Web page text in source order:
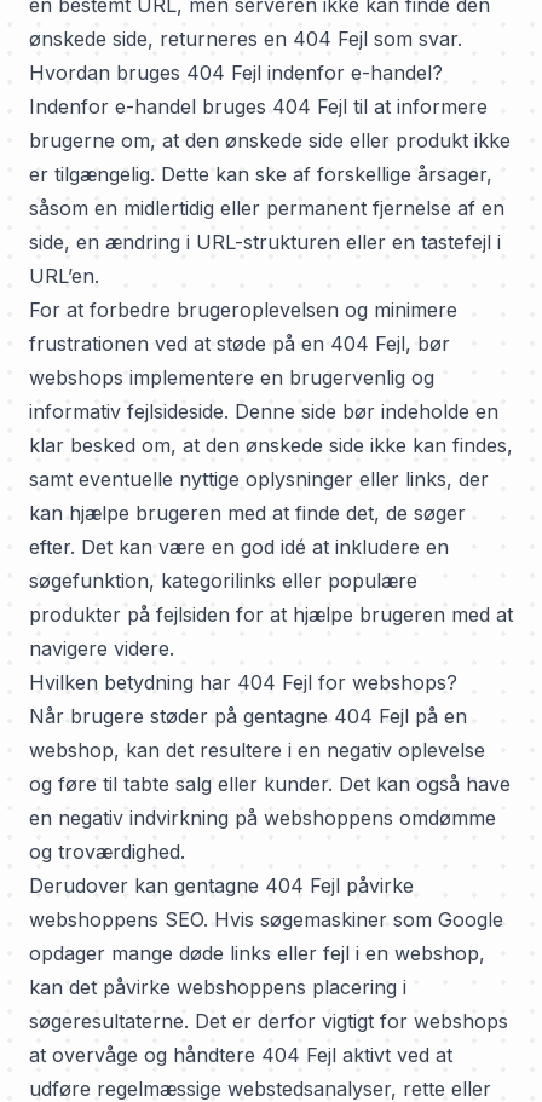
en bestemt URL, men serveren ikke kan finde den
ønskede side, returneres en 404 Fejl som svar.
Hvordan bruges 404 Fejl indenfor e-handel?
Indenfor e-handel bruges 404 Fejl til at informere
brugerne om, at den ønskede side eller produkt ikke
er tilgængelig. Dette kan ske af forskellige årsager,
såsom en midlertidig eller permanent fjernelse af en
side, en ændring i URL-strukturen eller en tastefejl i
URL’en.
For at forbedre brugeroplevelsen og minimere
frustrationen ved at støde på en 404 Fejl, bør
webshops implementere en brugervenlig og
informativ fejlsideside. Denne side bør indeholde en
klar besked om, at den ønskede side ikke kan findes,
samt eventuelle nyttige oplysninger eller links, der
kan hjælpe brugeren med at finde det, de søger
efter. Det kan være en god idé at inkludere en
søgefunktion, kategorilinks eller populære
produkter på fejlsiden for at hjælpe brugeren med at
navigere videre.
Hvilken betydning har 404 Fejl for webshops?
Når brugere støder på gentagne 404 Fejl på en
webshop, kan det resultere i en negativ oplevelse
og føre til tabte salg eller kunder. Det kan også have
en negativ indvirkning på webshoppens omdømme
og troværdighed.
Derudover kan gentagne 404 Fejl påvirke
webshoppens SEO. Hvis søgemaskiner som Google
opdager mange døde links eller fejl i en webshop,
kan det påvirke webshoppens placering i
søgeresultaterne. Det er derfor vigtigt for webshops
at overvåge og håndtere 404 Fejl aktivt ved at
udføre regelmæssige webstedsanalyser, rette eller